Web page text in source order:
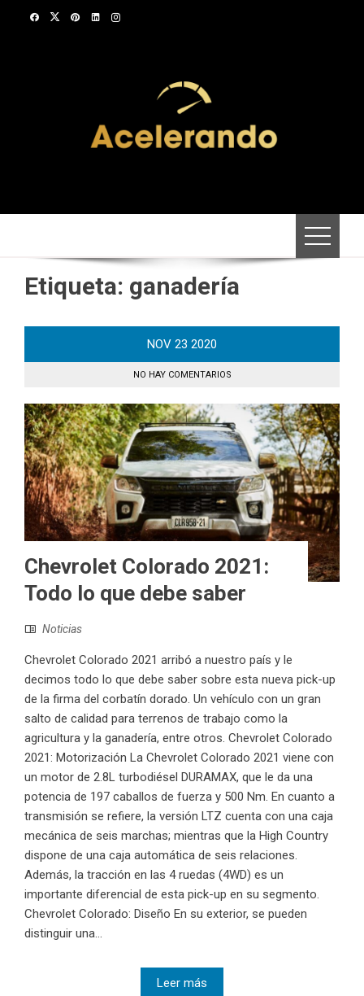
Etiqueta: ganadería
NOV 23 2020
NO HAY COMENTARIOS
Chevrolet Colorado 2021:
Todo lo que debe saber
Noticias
Chevrolet Colorado 2021 arribó a nuestro país y le
decimos todo lo que debe saber sobre esta nueva pick-up
de la firma del corbatín dorado. Un vehículo con un gran
salto de calidad para terrenos de trabajo como la
agricultura y la ganadería, entre otros. Chevrolet Colorado
2021: Motorización La Chevrolet Colorado 2021 viene con
un motor de 2.8L turbodiésel DURAMAX, que le da una
potencia de 197 caballos de fuerza y 500 Nm. En cuanto a
transmisión se refiere, la versión LTZ cuenta con una caja
mecánica de seis marchas; mientras que la High Country
dispone de una caja automática de seis relaciones.
Además, la tracción en las 4 ruedas (4WD) es un
importante diferencial de esta pick-up en su segmento.
Chevrolet Colorado: Diseño En su exterior, se pueden
distinguir una...
Leer más